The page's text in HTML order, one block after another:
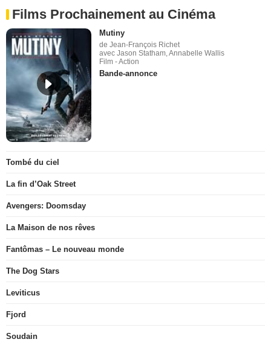
Films Prochainement au Cinéma
Mutiny
de Jean-François Richet
avec Jason Statham, Annabelle Wallis
Film - Action
Bande-annonce
Tombé du ciel
La fin d’Oak Street
Avengers: Doomsday
La Maison de nos rêves
Fantômas – Le nouveau monde
The Dog Stars
Leviticus
Fjord
Soudain